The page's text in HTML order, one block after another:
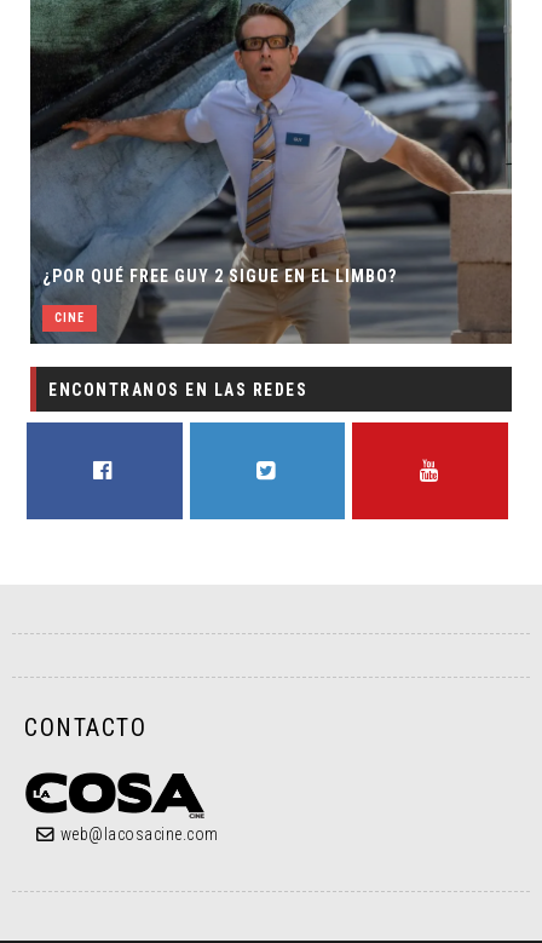
¿POR QUÉ FREE GUY 2 SIGUE EN EL LIMBO?
CINE
ENCONTRANOS EN LAS REDES
CONTACTO
web@lacosacine.com